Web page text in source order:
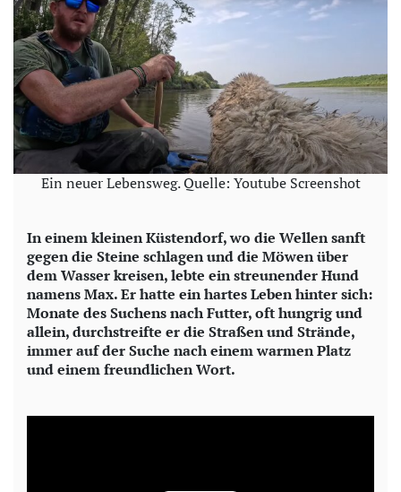
Ein neuer Lebensweg. Quelle: Youtube Screenshot
In einem kleinen Küstendorf, wo die Wellen sanft
gegen die Steine schlagen und die Möwen über
dem Wasser kreisen, lebte ein streunender Hund
namens Max. Er hatte ein hartes Leben hinter sich:
Monate des Suchens nach Futter, oft hungrig und
allein, durchstreifte er die Straßen und Strände,
immer auf der Suche nach einem warmen Platz
und einem freundlichen Wort.